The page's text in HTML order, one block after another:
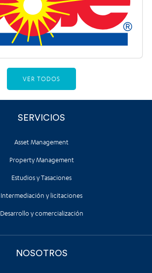
VER TODOS
SERVICIOS
Asset Management
Property Management
Estudios y Tasaciones
Intermediación y licitaciones
Desarrollo y comercialización
NOSOTROS